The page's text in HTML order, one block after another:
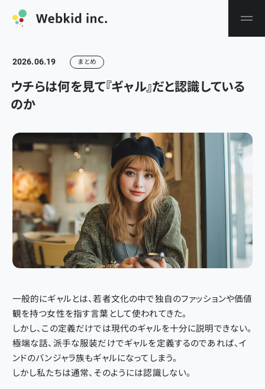
2026.06.19 まとめ
ウチらは何を見て『ギャル』だと認識している
のか
一般的にギャルとは、若者文化の中で独自のファッションや価値
観を持つ女性を指す言葉として使われてきた。
しかし、この定義だけでは現代のギャルを十分に説明できない。
極端な話、派手な服装だけでギャルを定義するのであれば、イ
ンドのバンジャラ族もギャルになってしまう。
しかし私たちは通常、そのようには認識しない。